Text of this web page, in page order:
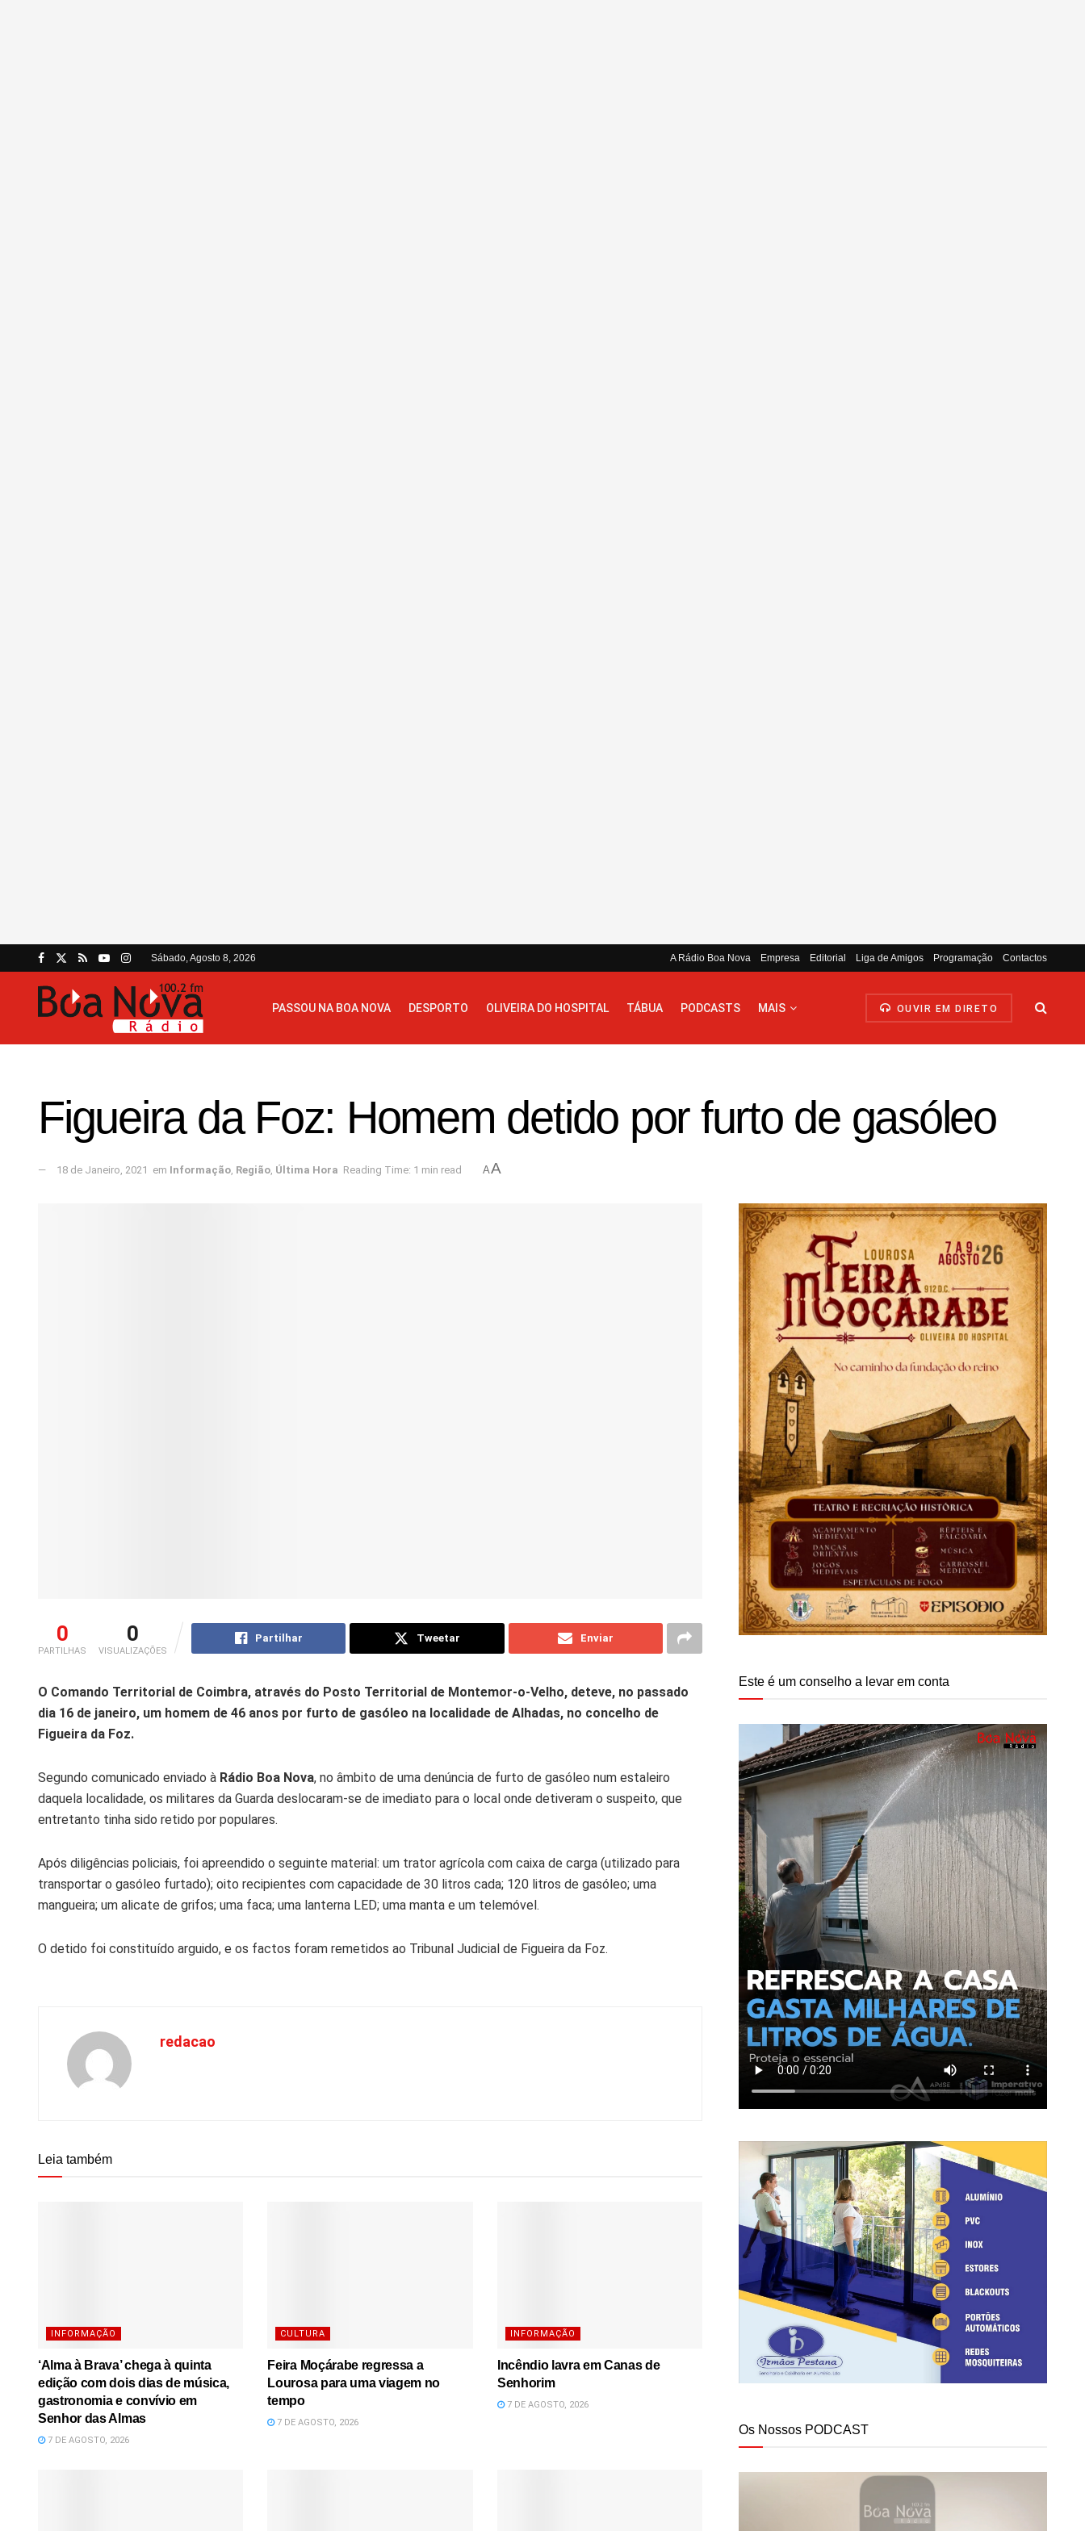
Sábado, Agosto 8, 2026 A Rádio Boa Nova Empresa Editorial Liga de Amigos Programação Contactos
PASSOU NA BOA NOVA DESPORTO OLIVEIRA DO HOSPITAL TÁBUA PODCASTS MAIS OUVIR EM DIRETO
Figueira da Foz: Homem detido por furto de gasóleo
18 de Janeiro, 2021 em Informação, Região, Última Hora Reading Time: 1 min read AA
0
PARTILHAS
0
VISUALIZAÇÕES
Partilhar Tweetar Enviar
O Comando Territorial de Coimbra, através do Posto Territorial de Montemor-o-Velho, deteve, no passado
dia 16 de janeiro, um homem de 46 anos por furto de gasóleo na localidade de Alhadas, no concelho de
Figueira da Foz.
Segundo comunicado enviado à Rádio Boa Nova, no âmbito de uma denúncia de furto de gasóleo num estaleiro
daquela localidade, os militares da Guarda deslocaram-se de imediato para o local onde detiveram o suspeito, que
entretanto tinha sido retido por populares.
Após diligências policiais, foi apreendido o seguinte material: um trator agrícola com caixa de carga (utilizado para
transportar o gasóleo furtado); oito recipientes com capacidade de 30 litros cada; 120 litros de gasóleo; uma
mangueira; um alicate de grifos; uma faca; uma lanterna LED; uma manta e um telemóvel.
O detido foi constituído arguido, e os factos foram remetidos ao Tribunal Judicial de Figueira da Foz.
redacao
Leia também
INFORMAÇÃO
‘Alma à Brava’ chega à quinta
edição com dois dias de música,
gastronomia e convívio em
Senhor das Almas
7 DE AGOSTO, 2026
CULTURA
Feira Moçárabe regressa a
Lourosa para uma viagem no
tempo
7 DE AGOSTO, 2026
INFORMAÇÃO
Incêndio lavra em Canas de
Senhorim
7 DE AGOSTO, 2026
Este é um conselho a levar em conta
Os Nossos PODCAST